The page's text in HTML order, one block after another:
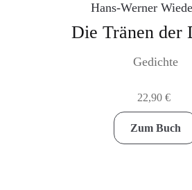
Hans-Werner
Die Tränen der
Gedichte
22,90€
Zum Buch